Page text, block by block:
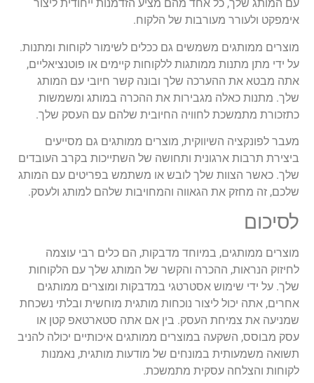
עם המותג שלך, כל אחד מהם מציע הזדמנות ייחודית ליצור
אימפקט ולעורר מעורבות של הלקוח.
מוצרים ממותגים משמשים גם ככלים לשימור לקוחות ומתנות.
על ידי מתן מתנות ממותגות ללקוחות קיימים או פוטנציאליים,
אתה מבטא את ההערכה שלך ובונה קשר חיובי עם המותג
שלך. מתנות כאלה מגבירות את ההכרה במותג ומשמשות
כתזכורת מתמשכת לחוויה החיובית שלהם עם העסק שלך.
מעבר לפונקציה השיווקית, מוצרים ממותגים גם מסייעים
ביצירת תרבות ארגונית ותחושה של השתייכות בקרב העובדים
שלך. כאשר הצוות שלך לובש או משתמש בפריטים עם המותג
שלכם, זה מחזק את הגאווה והמחויבות שלהם למותג ולעסק.
לסיכום
מוצרים ממותגים, במיוחד מדבקות, הם כלים רבי עוצמה
לחיזוק הנראות, ההכרה והקשר של המותג שלך עם הלקוחות
שלך. על ידי שימוש אסטרטגי במדבקות ומוצרים ממותגים
אחרים, אתה יכול ליצור נוכחות מותגית מוחשית ובלתי נשכחת
שמניעה את צמיחת העסק. בין אם אתה סטארטאפ קטן או
עסק מבוסס, השקעה במוצרים ממותגים איכותיים יכולה להניב
תשואה משמעותית במונחים של מודעות מותגית, נאמנות
לקוחות והצלחה עסקית מתמשכת.